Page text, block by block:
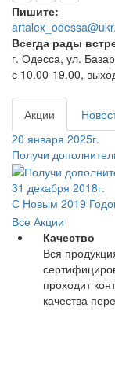
Пишите:
Всегда рады
г. Одесса, ул.
с 10.00-19.00,
Акции
20 января 2025г.
Получи
31 декабря 2018г.
С Новым 2019
Все Акции
Качество
Вся
проходит
качества